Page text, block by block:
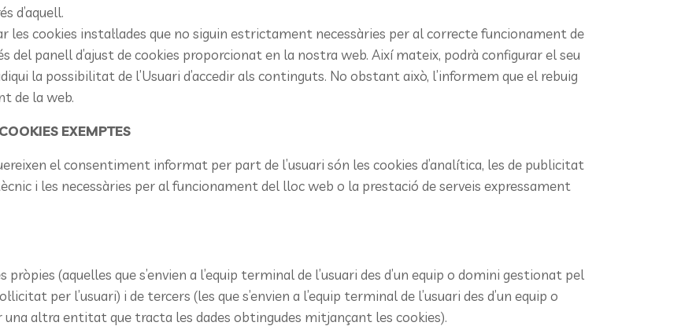
d’aquell.
cookies instal·lades que no siguin estrictament necessàries per al correcte funcionament de
del panell d’ajust de cookies proporcionat en la nostra web. Així mateix, podrà configurar el seu
la possibilitat de l’Usuari d’accedir als continguts. No obstant això, l’informem que el rebuig
de la web.
EXEMPTES
el consentiment informat per part de l’usuari són les cookies d’analítica, les de publicitat
i les necessàries per al funcionament del lloc web o la prestació de serveis expressament
(aquelles que s’envien a l’equip terminal de l’usuari des d’un equip o domini gestionat pel
per l’usuari) i de tercers (les que s’envien a l’equip terminal de l’usuari des d’un equip o
altra entitat que tracta les dades obtingudes mitjançant les cookies).